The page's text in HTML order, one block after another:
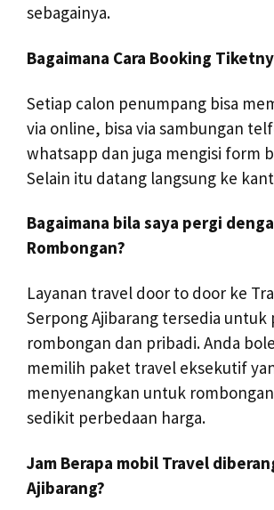
sebagainya.
Bagaimana Cara Booking
Setiap calon penumpang bisa
via online, bisa via sambungan
whatsapp dan juga mengisi form
Selain itu datang langsung ke
Bagaimana bila saya pergi
Rombongan?
Layanan travel door to door ke
Serpong Ajibarang tersedia untuk
rombongan dan pribadi. Anda
memilih paket travel eksekutif
menyenangkan untuk
sedikit perbedaan harga.
Jam Berapa mobil Travel
Ajibarang?